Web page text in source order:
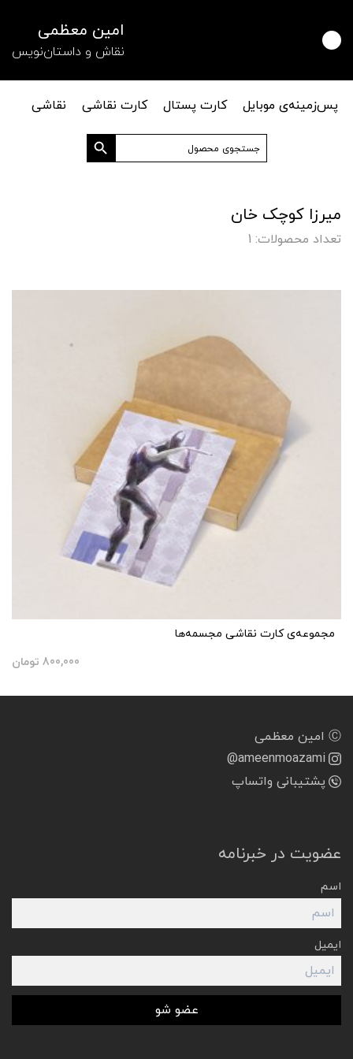
امین معظمی
نقاش و داستان‌نویس
پس‌زمینه‌ی موبایل کارت پستال کارت نقاشی
نقاشی
جستجو
برای:
دکمه جستجو
میرزا کوچک خان
تعداد محصولات: 1
مجموعه‌ی کارت نقاشی مجسمه‌ها
800,000 تومان
Ⓒ امین معظمی
@ameenmoazami
پشتیبانی واتساپ
عضویت در خبرنامه
اسم
ایمیل